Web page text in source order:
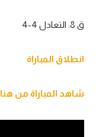
ق 8: التعادل 4-4
انطلاق المباراة
شاهد المباراة من هنا